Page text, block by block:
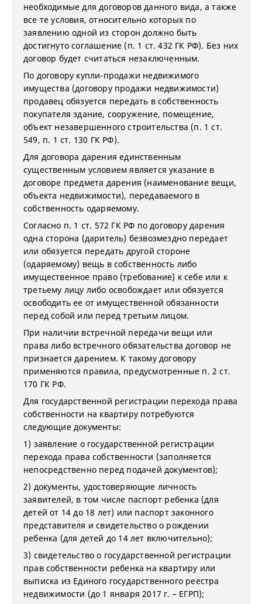
необходимые для договоров данного вида, а также
все те условия, относительно которых по
заявлению одной из сторон должно быть
достигнуто соглашение (п. 1 ст. 432 ГК РФ). Без них
договор будет считаться незаключенным.
По договору купли-продажи недвижимого
имущества (договору продажи недвижимости)
продавец обязуется передать в собственность
покупателя здание, сооружение, помещение,
объект незавершенного строительства (п. 1 ст.
549, п. 1 ст. 130 ГК РФ).
Для договора дарения единственным
существенным условием является указание в
договоре предмета дарения (наименование вещи,
объекта недвижимости), передаваемого в
собственность одаряемому.
Согласно п. 1 ст. 572 ГК РФ по договору дарения
одна сторона (даритель) безвозмездно передает
или обязуется передать другой стороне
(одаряемому) вещь в собственность либо
имущественное право (требование) к себе или к
третьему лицу либо освобождает или обязуется
освободить ее от имущественной обязанности
перед собой или перед третьим лицом.
При наличии встречной передачи вещи или
права либо встречного обязательства договор не
признается дарением. К такому договору
применяются правила, предусмотренные п. 2 ст.
170 ГК РФ.
Для государственной регистрации перехода права
собственности на квартиру потребуются
следующие документы:
1) заявление о государственной регистрации
перехода права собственности (заполняется
непосредственно перед подачей документов);
2) документы, удостоверяющие личность
заявителей, в том числе паспорт ребенка (для
детей от 14 до 18 лет) или паспорт законного
представителя и свидетельство о рождении
ребенка (для детей до 14 лет включительно);
3) свидетельство о государственной регистрации
прав собственности ребенка на квартиру или
выписка из Единого государственного реестра
недвижимости (до 1 января 2017 г. – ЕГРП);